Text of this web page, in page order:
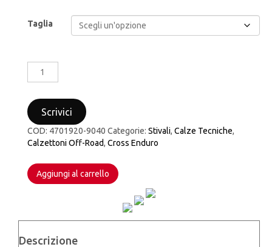
Taglia
CALZE
MOTOCROSS
ENDURO
MX
PLUS
SOCKS
COOL
Scrivici
COD: 4701920-9040 Categorie: Stivali, Calze Tecniche,
Calzettoni Off-Road, Cross Enduro
Aggiungi al carrello
Descrizione